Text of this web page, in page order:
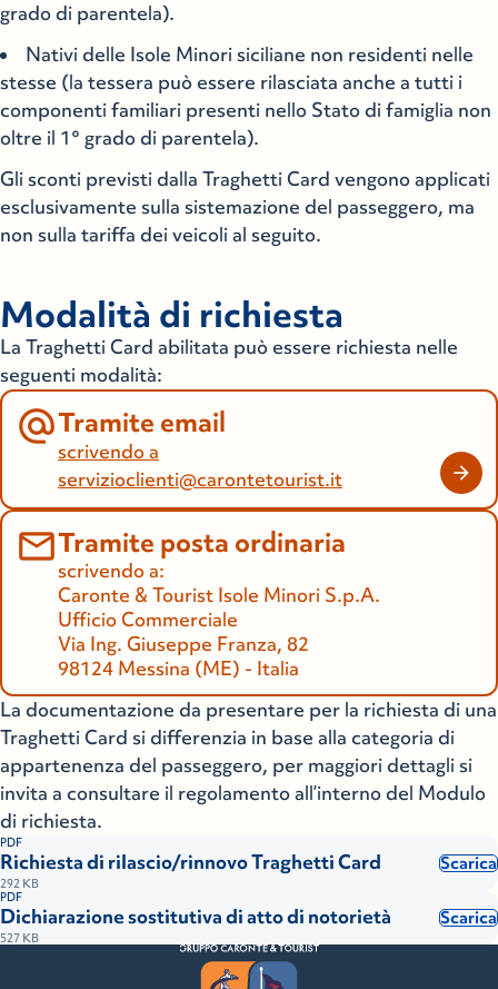
grado di parentela).
Nativi delle Isole Minori siciliane non residenti nelle
stesse (la tessera può essere rilasciata anche a tutti i
componenti familiari presenti nello Stato di famiglia non
oltre il 1° grado di parentela).
Gli sconti previsti dalla Traghetti Card vengono applicati
esclusivamente sulla sistemazione del passeggero, ma
non sulla tariffa dei veicoli al seguito.
Modalità di richiesta
La Traghetti Card abilitata può essere richiesta nelle
seguenti modalità:
Tramite email
scrivendo a
servizioclienti@carontetourist.it
Tramite posta ordinaria
scrivendo a:
Caronte & Tourist Isole Minori S.p.A.
Ufficio Commerciale
Via Ing. Giuseppe Franza, 82
98124 Messina (ME) - Italia
La documentazione da presentare per la richiesta di una
Traghetti Card si differenzia in base alla categoria di
appartenenza del passeggero, per maggiori dettagli si
invita a consultare il regolamento all’interno del Modulo
di richiesta.
PDF
Richiesta di rilascio/rinnovo Traghetti Card
292 KB
Scarica
PDF
Dichiarazione sostitutiva di atto di notorietà
527 KB
Scarica